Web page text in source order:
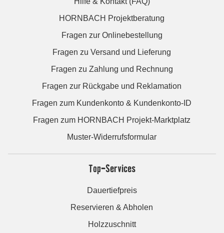
HORNBACH Projektberatung
Fragen zur Onlinebestellung
Fragen zu Versand und Lieferung
Fragen zu Zahlung und Rechnung
Fragen zur Rückgabe und Reklamation
Fragen zum Kundenkonto & Kundenkonto-ID
Fragen zum HORNBACH Projekt-Marktplatz
Muster-Widerrufsformular
Top-Services
Dauertiefpreis
Reservieren & Abholen
Holzzuschnitt